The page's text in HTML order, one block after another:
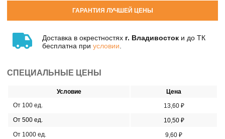
ГАРАНТИЯ ЛУЧШЕЙ ЦЕНЫ
Доставка в окрестностях г. Владивосток и до ТК
бесплатна при условии
СПЕЦИАЛЬНЫЕ ЦЕНЫ
Условие
Цена
От 100 ед.
13,60 ₽
От 500 ед.
10,50 ₽
От 1000 ед.
9,60 ₽